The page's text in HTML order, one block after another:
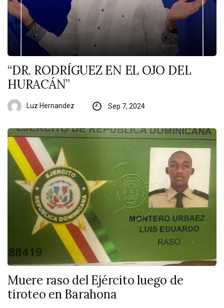
“DR. RODRÍGUEZ EN EL OJO DEL
HURACÁN”
Luz Hernandez Sep 7, 2024
Muere raso del Ejército luego de
tiroteo en Barahona